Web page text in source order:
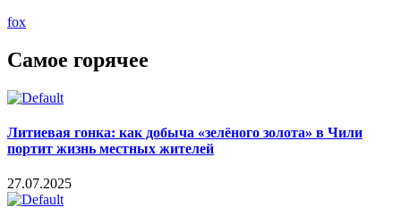
fox
Самое горячее
Литиевая гонка: как добыча «зелёного золота» в Чили
портит жизнь местных жителей
27.07.2025